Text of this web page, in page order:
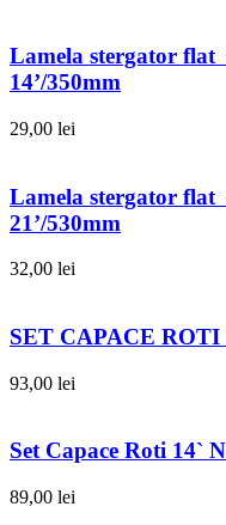
Lamela stergator
14’/350mm
29,00 lei
Lamela stergator
21’/530mm
32,00 lei
SET CAPACE
93,00 lei
Set Capace Roti 14`
89,00 lei